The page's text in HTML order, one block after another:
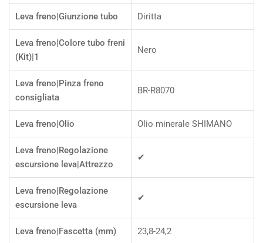
Leva freno|Giunzione tubo Diritta
Leva freno|Colore tubo freni
(Kit)|1
Nero
Leva freno|Pinza freno
consigliata
BR-R8070
Leva freno|Olio Olio minerale SHIMANO
Leva freno|Regolazione
escursione leva|Attrezzo
✔
Leva freno|Regolazione
escursione leva
✔
Leva freno|Fascetta (mm) 23,8-24,2